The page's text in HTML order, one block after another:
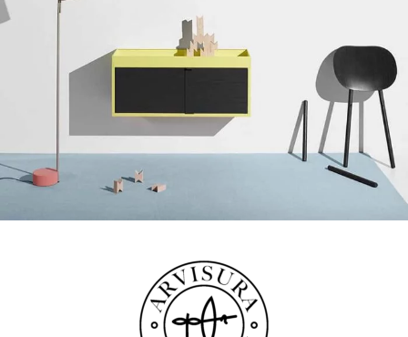
Suspendisse quam at vestibulum